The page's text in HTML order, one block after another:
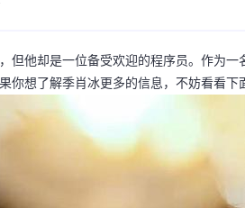
但他却是一位备受欢迎的程序员。作为一
你想了解季肖冰更多的信息，不妨看看下